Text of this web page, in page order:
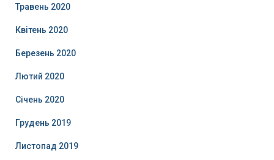
Травень 2020
Квітень 2020
Березень 2020
Лютий 2020
Січень 2020
Грудень 2019
Листопад 2019